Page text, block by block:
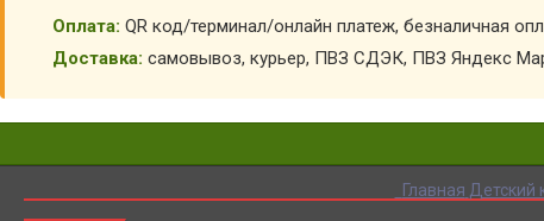
Оплата: QR код/терминал/онлайн платеж, безналичная
Доставка: самовывоз, курьер, ПВЗ СДЭК, ПВЗ Яндекс
Главная Детский